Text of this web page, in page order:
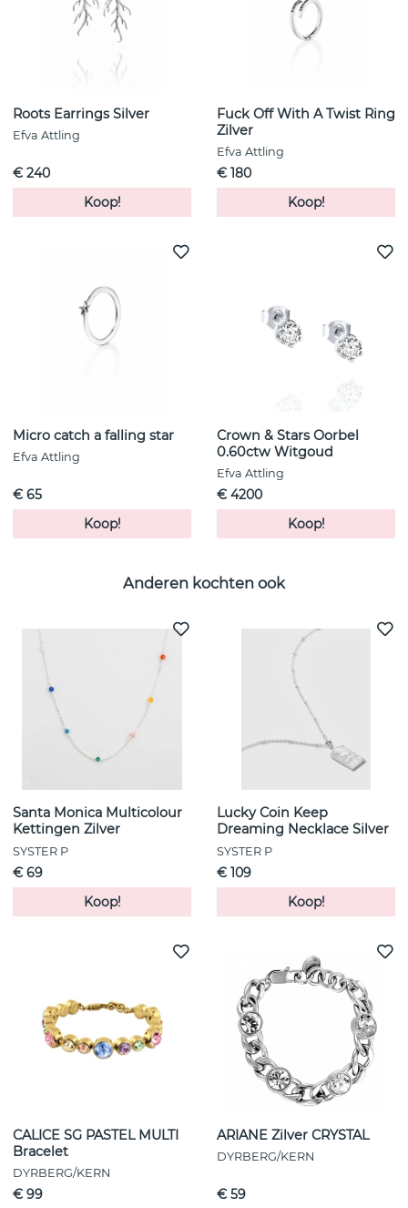
Roots Earrings Silver
Efva Attling
€ 240
Koop!
Fuck Off With A Twist Ring
Zilver
Efva Attling
€ 180
Koop!
Micro catch a falling star
Efva Attling
€ 65
Koop!
Crown & Stars Oorbel
0.60ctw Witgoud
Efva Attling
€ 4200
Koop!
Anderen kochten ook
Santa Monica Multicolour
Kettingen Zilver
SYSTER P
€ 69
Koop!
Lucky Coin Keep
Dreaming Necklace Silver
SYSTER P
€ 109
Koop!
CALICE SG PASTEL MULTI
Bracelet
DYRBERG/KERN
€ 99
ARIANE Zilver CRYSTAL
DYRBERG/KERN
€ 59